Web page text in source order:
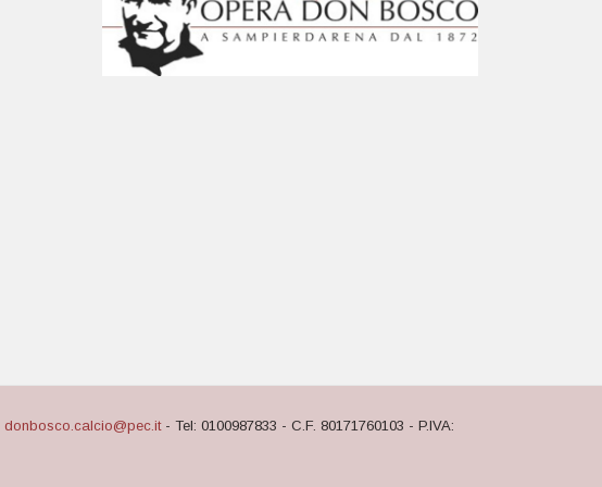
donbosco.calcio@pec.it- Tel: 0100987833 - C.F. 80171760103 - P.IVA: